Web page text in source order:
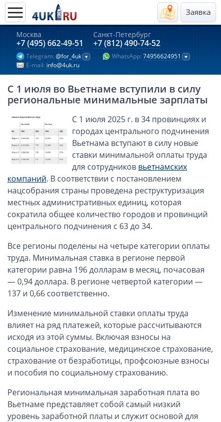
Заявка
Москва
+7 (495) 662-49-51
Санкт-Петербург
+7 (812) 490-74-52
Telegram: @for_4uk WhatsApp: 74956624951
E-mail: info@4uk.ru
Актуальные предложения 2026
Компании в Гонконге
Английские компании LTD
Киргизия (компания и счёт)
Компании в Китае
Kомпания в Канаде с лицензией MSB
Казахстан (компания и счёт)
Открытие счета в банках Казахстана
Платежная система Гонконга
Платежная система Великобритании
Платежная система Маврикия
Платежная система Казахстана
ОАЭ, Дубай (компания и счёт)
Оффшоры в Панаме
Оффшоры на Сейшелах
Турция (компания и счёт)
Счёт и карта в Турции для физлиц
Cчёт в Турции для компании
Счёт и карта в Киргизии для физлиц
Гражданство Вануату
Гражданство Сьерра-Леоне
Европейские и резидентные компании
Английские партнерства LLP
Ирландские компании LTD
С 1 июля во Вьетнаме вступили в силу
региональные минимальные зарплаты
С 1 июля 2025 г. в 34 провинциях и
городах центрального подчинения
Вьетнама вступают в силу новые
ставки минимальной оплаты труда
для сотрудников вьетнамских
компаний. В соответствии с постановлением
нацсобрания страны проведена реструктуризация
местных административных единиц, которая
сократила общее количество городов и провинций
центрального подчинения с 63 до 34.
Все регионы поделены на четыре категории оплаты
труда. Минимальная ставка в регионе первой
категории равна 196 долларам в месяц, почасовая
— 0,94 доллара. В регионе четвертой категории —
137 и 0,66 соответственно.
Изменение минимальной ставки оплаты труда
влияет на ряд платежей, которые рассчитываются
исходя из этой суммы. Включая взносы на
социальное страхование, медицинское страхование,
страхование от безработицы, профсоюзные взносы
и пособия по социальному страхованию.
Региональная минимальная заработная плата во
Вьетнаме представляет собой самый низкий
уровень заработной платы и служит основой для